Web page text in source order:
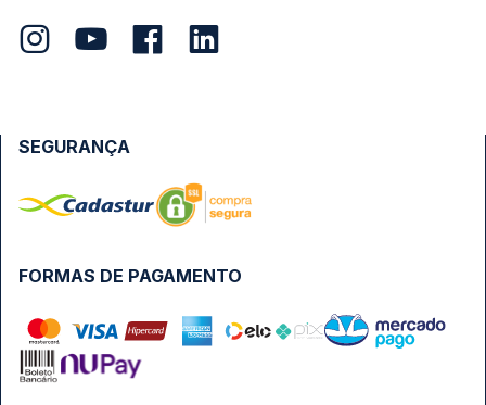
FORMAS DE PAGAMENTO
SEGURANÇA